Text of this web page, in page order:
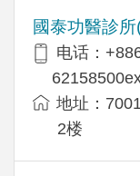
國泰功醫診
电话：
地址：
2楼